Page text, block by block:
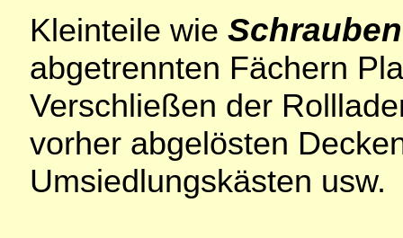
Kleinteile wie Schrauben
abgetrennten Fächern
Verschließen der
vorher abgelösten
Umsiedlungskästen usw.